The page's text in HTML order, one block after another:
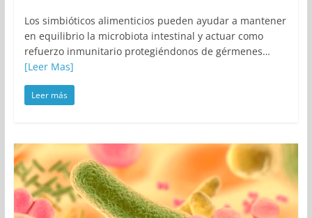
Los simbióticos alimenticios pueden ayudar a mantener
en equilibrio la microbiota intestinal y actuar como
refuerzo inmunitario protegiéndonos de gérmenes…
[Leer Mas]
Leer más